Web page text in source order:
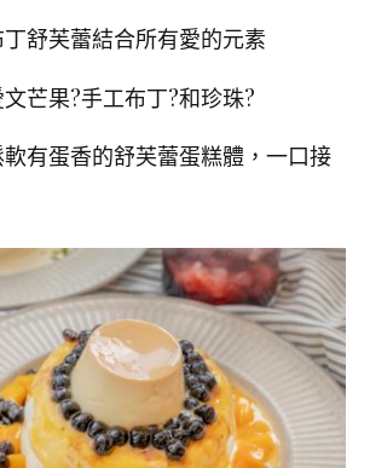
舒芙蕾結合所有愛的元素
芒果?手工布丁?和珍珠?
有蛋香的舒芙蕾蛋糕體，一口接